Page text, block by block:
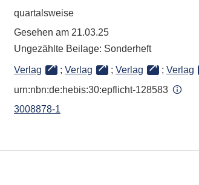
quartalsweise
Gesehen am 21.03.25
Ungezählte Beilage: Sonderheft
Verlag ; Verlag ; Verlag ; Verlag
urn:nbn:de:hebis:30:epflicht-128583
3008878-1